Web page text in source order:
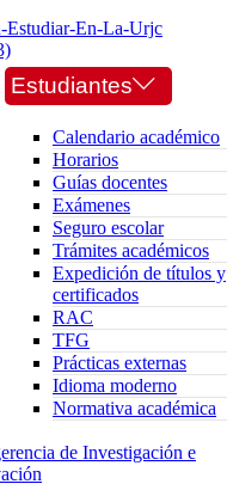
Estudiar-En-La-Urjc
Estudiantes
Calendario académico
Horarios
Guías docentes
Exámenes
Seguro escolar
Trámites académicos
Expedición de títulos y
certificados
RAC
TFG
Prácticas externas
Idioma moderno
Normativa académica
de Investigación e